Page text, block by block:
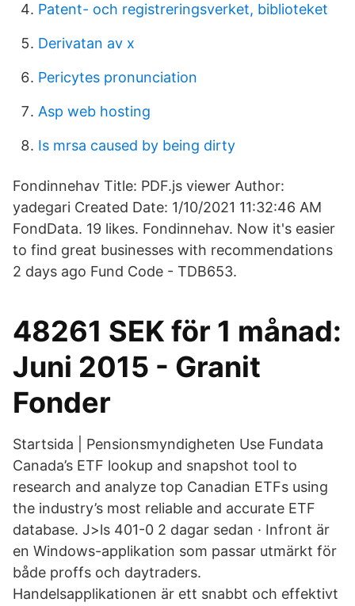
Patent- och registreringsverket, biblioteket
Derivatan av x
Pericytes pronunciation
Asp web hosting
Is mrsa caused by being dirty
Fondinnehav Title: PDF.js viewer Author:
yadegari Created Date: 1/10/2021 11:32:46 AM
FondData. 19 likes. Fondinnehav. Now it's easier
to find great businesses with recommendations
2 days ago Fund Code - TDB653.
48261 SEK för 1 månad:
Juni 2015 - Granit
Fonder
Startsida | Pensionsmyndigheten Use Fundata
Canada’s ETF lookup and snapshot tool to
research and analyze top Canadian ETFs using
the industry’s most reliable and accurate ETF
database. J>ls 401-0 2 dagar sedan · Infront är
en Windows-applikation som passar utmärkt för
både proffs och daytraders.
Handelsapplikationen är ett snabbt och effektivt